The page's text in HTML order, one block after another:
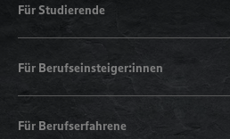
Für Studierende
Für Berufseinsteiger:innen
Für Berufserfahrene